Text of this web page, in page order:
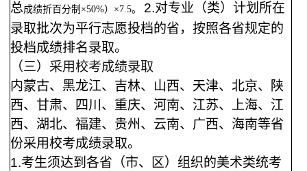
总成绩折百分制×50%） ×7.5。 2.对专业（类）计划所在
录取批次为平行志愿投档的省，按照各省规定的
投档成绩排名录取。
（三） 采用校考成绩录取
内蒙古、黑龙江、吉林、山西、天津、北京、陕
西、甘肃、四川、重庆、河南、江苏、上海、江
西、湖北、福建、贵州、云南、广西、海南等省
份采用校考成绩录取。
1.考生须达到各省（市、区）组织的美术类统考